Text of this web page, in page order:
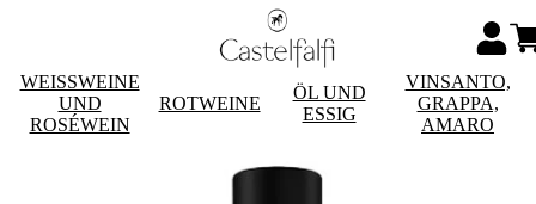
WEISSWEINE
UND
ROSÉWEIN
ROTWEINE
ÖL UND
ESSIG
VINSANTO,
GRAPPA,
AMARO